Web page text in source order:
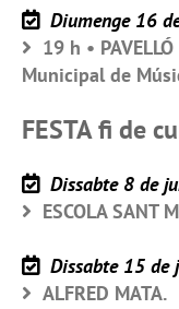
Diumenge 16
19 h •
Municipal de
FESTA fi de
Dissabte 8 de
ESCOLA SANT
Dissabte 15 de
ALFRED MATA.